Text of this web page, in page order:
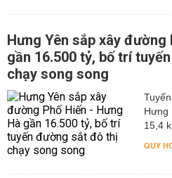
Hưng Yên sắp xây đường
gần 16.500 tỷ, bố trí
chạy song song
Hưng
15,4
QUY